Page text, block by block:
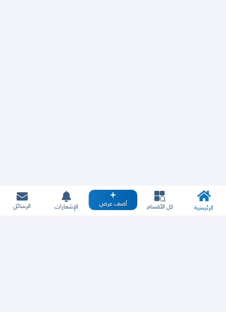
الرئيسية كل الأقسام أضف عرض الإشعارات الرسائل